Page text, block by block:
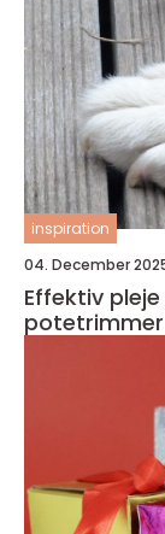
inspiration
04. December
Effektiv
potetrimmer